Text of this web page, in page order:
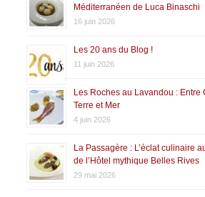
Méditerranéen de Luca Binaschi
16 juin 2026
Les 20 ans du Blog !
11 juin 2026
Les Roches au Lavandou : Entre
Terre et Mer
4 juin 2026
La Passagère : L’éclat culinaire
de l’Hôtel mythique Belles Rives
29 mai 2026